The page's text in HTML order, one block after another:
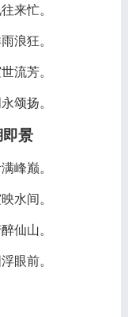
来忙。
浪狂。
流芳。
颂扬。
即景
峰巅。
水间。
仙山。
眼前。